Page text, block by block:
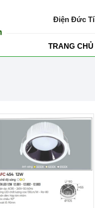
Điện Đức
TRANG CHỦ